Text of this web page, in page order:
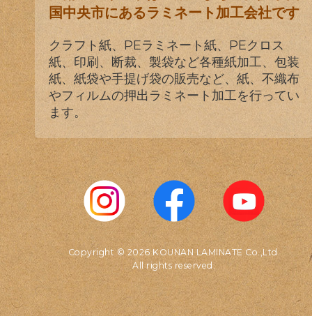
国中央市にあるラミネート加工会社です
クラフト紙、PEラミネート紙、PEクロス
紙、印刷、断裁、製袋など各種紙加工、包装
紙、紙袋や手提げ袋の販売など、紙、不織布
やフィルムの押出ラミネート加工を行ってい
ます。
Copyright © 2026 KOUNAN LAMINATE Co.,Ltd.
All rights reserved.